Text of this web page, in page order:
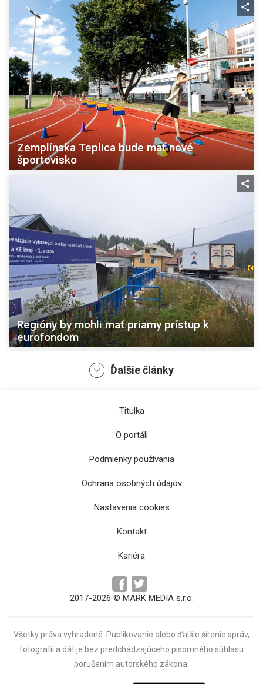
Zemplínska Teplica bude mať nové
športovisko
Regióny by mohli mať priamy prístup k
eurofondom
Počet košických krajských poslancov sa
navýši na 59, plénum schválilo aj výšku
Ďalšie články
Titulka
O portáli
Podmienky používania
Ochrana osobných údajov
Nastavenia cookies
Kontakt
Kariéra
2017-2026 © MARK MEDIA s.r.o.
Všetky práva vyhradené. Publikovanie alebo ďalšie šírenie správ,
fotografií a dát je bez predchádzajúceho písomného súhlasu
porušením autorského zákona.